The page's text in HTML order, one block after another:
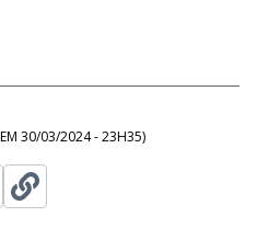
30/03/2024 - 23H35)